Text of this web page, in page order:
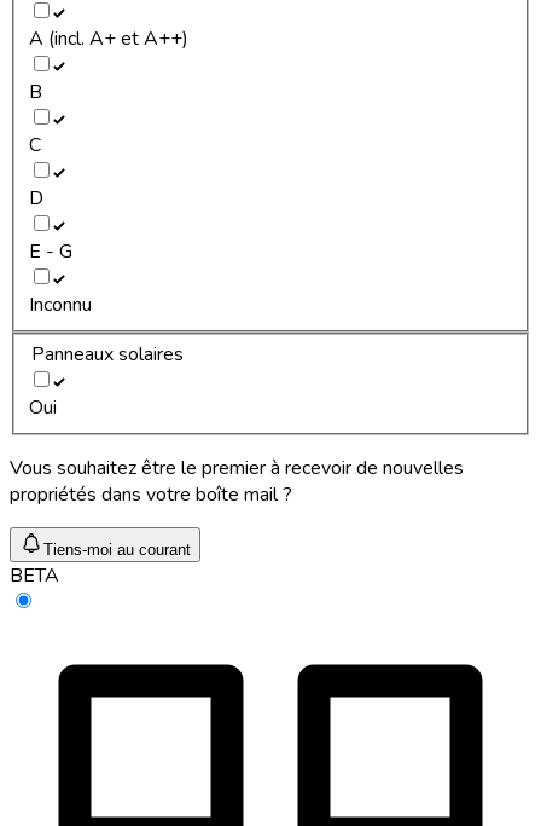
A (incl. A+ et A++)
B
C
D
E - G
Inconnu
Panneaux solaires
Oui
Vous souhaitez être le premier à recevoir de nouvelles
propriétés dans votre boîte mail ?
Tiens-moi au courant
BETA